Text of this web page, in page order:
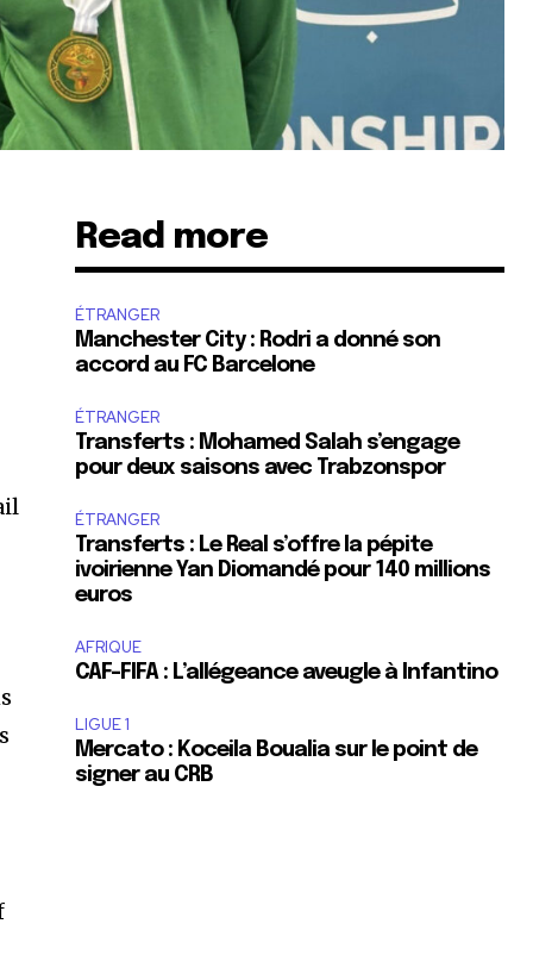
Read more
ÉTRANGER
Manchester City : Rodri a donné son
accord au FC Barcelone
ÉTRANGER
Transferts : Mohamed Salah s’engage
pour deux saisons avec Trabzonspor
ÉTRANGER
Transferts : Le Real s’offre la pépite
ivoirienne Yan Diomandé pour 140 millions
euros
AFRIQUE
CAF-FIFA : L’allégeance aveugle à Infantino
LIGUE 1
Mercato : Koceila Boualia sur le point de
signer au CRB